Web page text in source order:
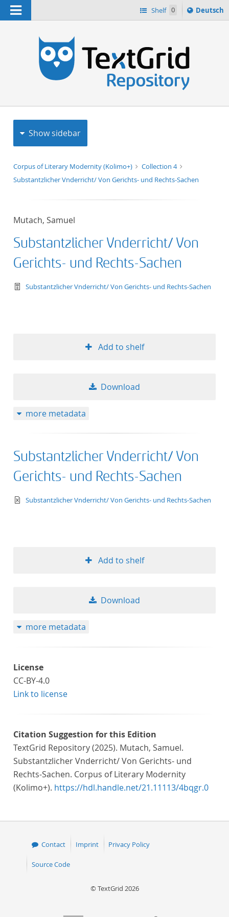
Navigation Shelf 0
Sprache
ï¿½ndern
Deutsch
Show sidebar
Corpus of Literary Modernity (Kolimo+)
Collection 4
Substantzlicher Vnderricht/ Von Gerichts- und Rechts-Sachen
Mutach, Samuel
Substantzlicher Vnderricht/ Von
Gerichts- und Rechts-Sachen
text/tg.work+xml
Substantzlicher Vnderricht/ Von Gerichts- und Rechts-Sachen
Add to shelf
Download
more metadata
Substantzlicher Vnderricht/ Von
Gerichts- und Rechts-Sachen
text/xml
Substantzlicher Vnderricht/ Von Gerichts- und Rechts-Sachen
Add to shelf
Download
more metadata
License
CC-BY-4.0
Link to license
Citation Suggestion for this Edition
TextGrid Repository (2025). Mutach, Samuel.
Substantzlicher Vnderricht/ Von Gerichts- und
Rechts-Sachen. Corpus of Literary Modernity
(Kolimo+). https://hdl.handle.net/21.11113/4bqgr.0
Contact Imprint Privacy Policy
Source Code
© TextGrid 2026